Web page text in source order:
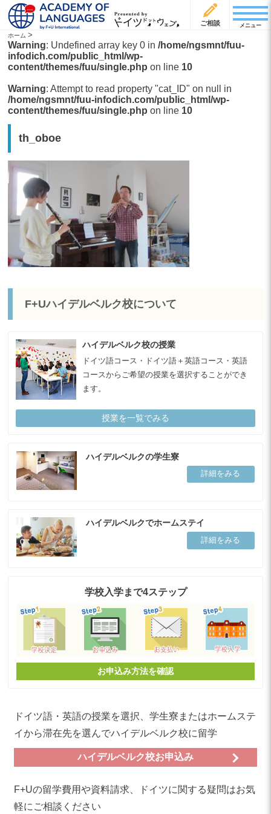
ご相談 メニュー
ホーム >
Warning: Undefined array key 0 in/home/ngsmnt/fuu-
infodich.com/public_html/wp-
content/themes/fuu/single.php on line 10
Warning: Attempt to read property "cat_ID" on null in
/home/ngsmnt/fuu-infodich.com/public_html/wp-
content/themes/fuu/single.php on line 10
th_oboe
F+Uハイデルベルク校について
ハイデルベルク校の授業
ドイツ語コース・ドイツ語＋英語コース・英語
コースからご希望の授業を選択することができ
ます。
授業を一覧でみる
ハイデルベルクの学生寮
詳細をみる
ハイデルベルクでホームステイ
詳細をみる
学校入学まで4ステップ
お申込み方法を確認
ドイツ語・英語の授業を選択、学生寮またはホームステ
イから滞在先を選んでハイデルベルク校に留学
ハイデルベルク校お申込み
F+Uの留学費用や資料請求、ドイツに関する疑問はお気
軽にご相談ください